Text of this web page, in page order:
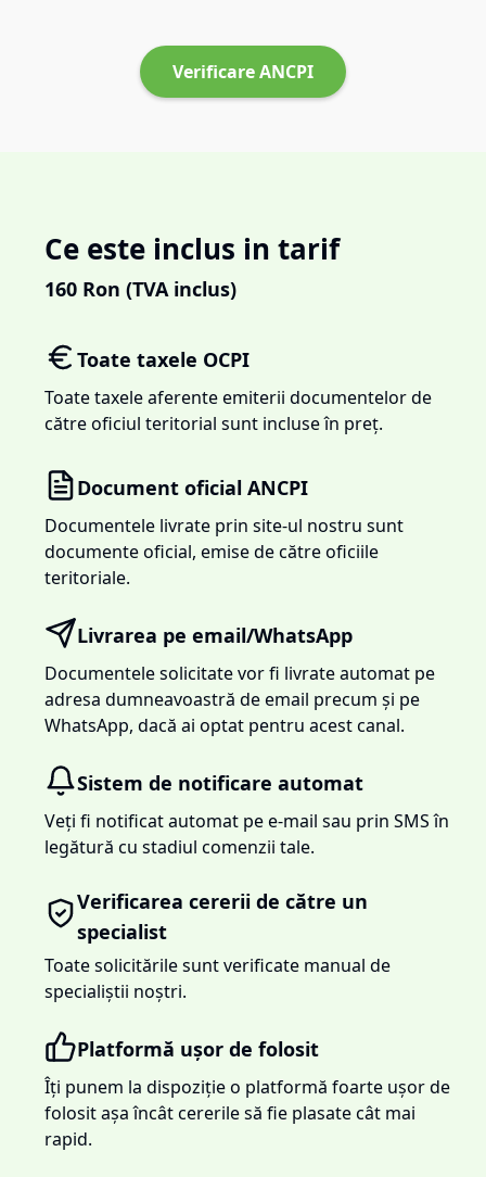
Verificare ANCPI
Ce este inclus in tarif
160 Ron (TVA inclus)
Toate taxele OCPI
Toate taxele aferente emiterii documentelor de
către oficiul teritorial sunt incluse în preț.
Document oficial ANCPI
Documentele livrate prin site-ul nostru sunt
documente oficial, emise de către oficiile
teritoriale.
Livrarea pe email/WhatsApp
Documentele solicitate vor fi livrate automat pe
adresa dumneavoastră de email precum și pe
WhatsApp, dacă ai optat pentru acest canal.
Sistem de notificare automat
Veți fi notificat automat pe e-mail sau prin SMS în
legătură cu stadiul comenzii tale.
Verificarea cererii de către un
specialist
Toate solicitările sunt verificate manual de
specialiștii noștri.
Platformă ușor de folosit
Îți punem la dispoziție o platformă foarte ușor de
folosit așa încât cererile să fie plasate cât mai
rapid.